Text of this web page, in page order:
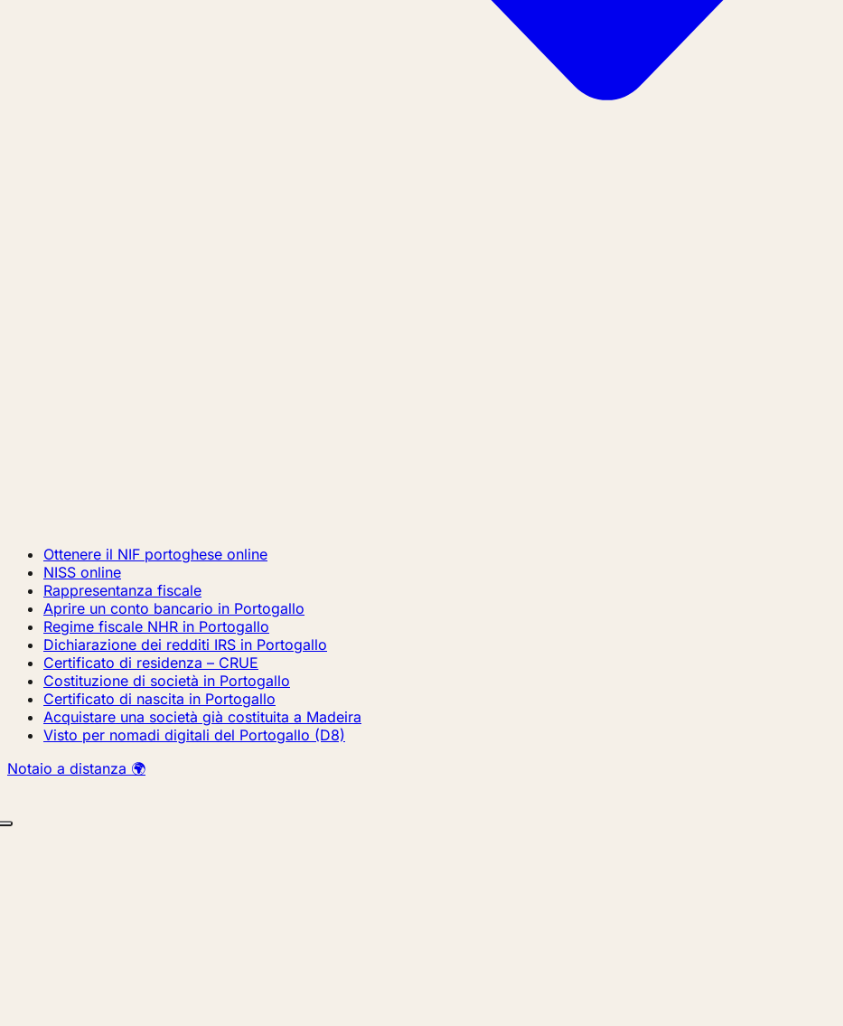
Ottenere il NIF portoghese online
NISS online
Rappresentanza fiscale
Aprire un conto bancario in Portogallo
Regime fiscale NHR in Portogallo
Dichiarazione dei redditi IRS in Portogallo
Certificato di residenza – CRUE
Costituzione di società in Portogallo
Certificato di nascita in Portogallo
Acquistare una società già costituita a Madeira
Visto per nomadi digitali del Portogallo (D8)
Notaio a distanza 🌍